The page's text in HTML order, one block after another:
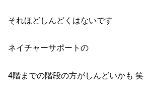
それほどしんどくはないです
ネイチャーサポートの
4階までの階段の方がしんどいかも 笑